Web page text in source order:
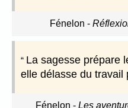
Fénelon -
La sagesse prépare
elle délasse du travail
Fénelon - Les